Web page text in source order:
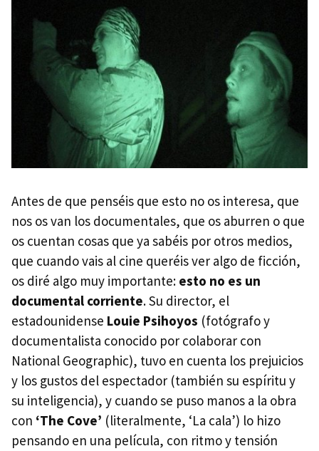
Antes de que penséis que esto no os interesa, que
nos os van los documentales, que os aburren o que
os cuentan cosas que ya sabéis por otros medios,
que cuando vais al cine queréis ver algo de ficción,
os diré algo muy importante: esto no es un
documental corriente. Su director, el
estadounidense Louie Psihoyos (fotógrafo y
documentalista conocido por colaborar con
National Geographic), tuvo en cuenta los prejuicios
y los gustos del espectador (también su espíritu y
su inteligencia), y cuando se puso manos a la obra
con ‘The Cove’ (literalmente, ‘La cala’) lo hizo
pensando en una película, con ritmo y tensión